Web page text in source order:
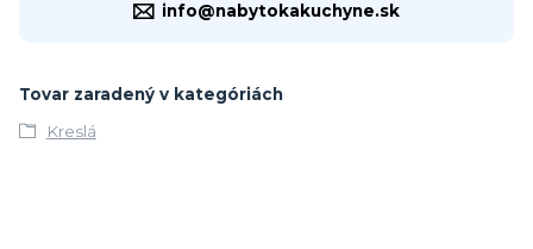
info@nabytokakuchyne.sk
Tovar zaradený v kategóriách
Kreslá